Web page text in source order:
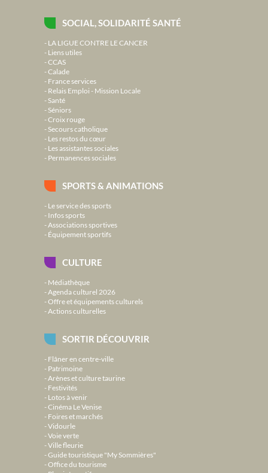
SOCIAL, SOLIDARITÉ SANTÉ
LA LIGUE CONTRE LE CANCER
Liens utiles
CCAS
Calade
France services
Relais Emploi - Mission Locale
Santé
Séniors
Croix rouge
Secours catholique
Les restos du cœur
Les assistantes sociales
Permanences sociales
SPORTS & ANIMATIONS
Le service des sports
Infos sports
Associations sportives
Équipement sportifs
CULTURE
Médiathèque
Agenda culturel 2026
Offre et équipements culturels
Actions culturelles
SORTIR DÉCOUVRIR
Flâner en centre-ville
Patrimoine
Arènes et culture taurine
Festivités
Lotos à venir
Cinéma Le Venise
Foires et marchés
Vidourle
Voie verte
Ville fleurie
Guide touristique "My Sommières"
Office du tourisme